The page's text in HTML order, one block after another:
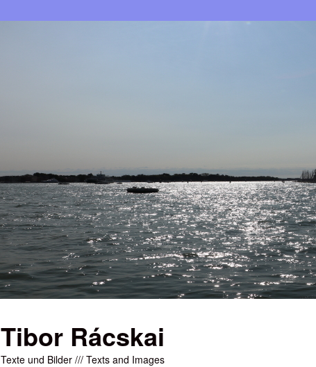
Tibor Rácskai
Texte und Bilder /// Texts and Images